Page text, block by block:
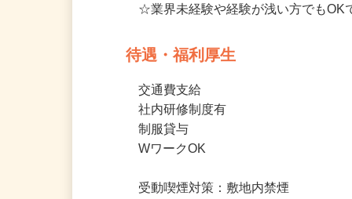
☆業界未経験や経験が浅い方でもOK
待遇・福利厚生
交通費支給
社内研修制度有
WワークOK